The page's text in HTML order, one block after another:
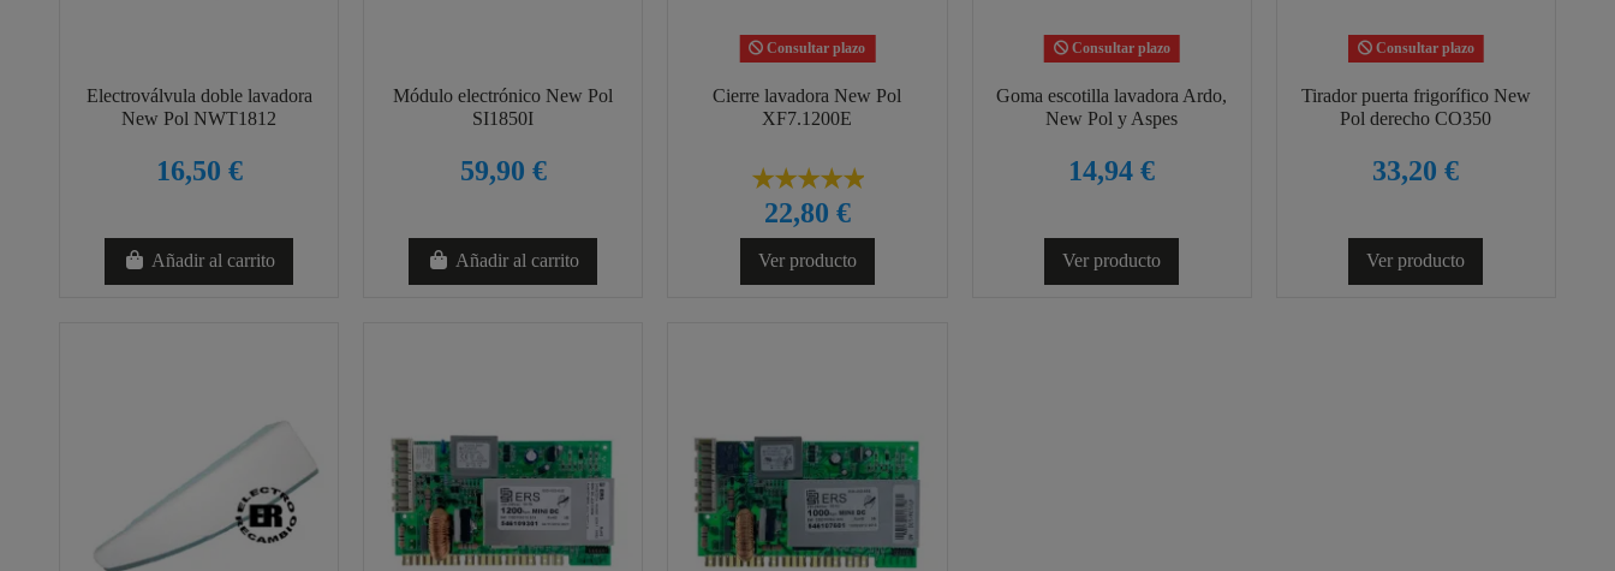
Electroválvula doble lavadora
New Pol NWT1812
16,50 €
Añadir al carrito
Módulo electrónico New Pol
SI1850I
59,90 €
Añadir al carrito
Consultar plazo
Cierre lavadora New Pol
XF7.1200E
22,80 €
Ver producto
Consultar plazo
Goma escotilla lavadora Ardo,
New Pol y Aspes
14,94 €
Ver producto
Consultar plazo
Tirador puerta frigorífico New
Pol derecho CO350
33,20 €
Ver producto